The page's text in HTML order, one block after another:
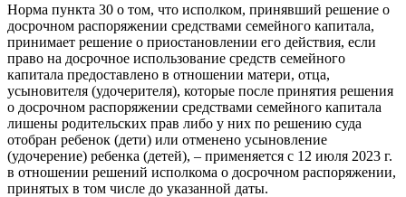
Норма пункта 30 о том, что исполком, принявший решение о
досрочном распоряжении средствами семейного капитала,
принимает решение о приостановлении его действия, если
право на досрочное использование средств семейного
капитала предоставлено в отношении матери, отца,
усыновителя (удочерителя), которые после принятия решения
о досрочном распоряжении средствами семейного капитала
лишены родительских прав либо у них по решению суда
отобран ребенок (дети) или отменено усыновление
(удочерение) ребенка (детей), – применяется с 12 июля 2023 г.
в отношении решений исполкома о досрочном распоряжении,
принятых в том числе до указанной даты.